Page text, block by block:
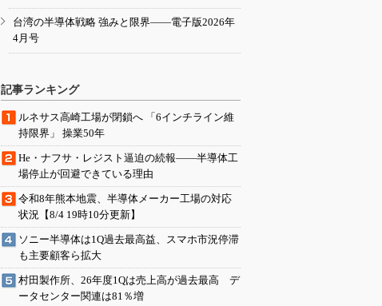
台湾の半導体戦略 強みと限界――電子版2026年
4月号
記事ランキング
ルネサス高崎工場が閉鎖へ 「6インチライン維
持限界」 操業50年
He・ナフサ・レジスト逼迫の続報――半導体工
場停止が回避できている理由
令和8年熊本地震、半導体メーカー工場の対応
状況【8/4 19時10分更新】
ソニー半導体は1Q過去最高益、スマホ市況停滞
も主要顧客ら拡大
村田製作所、26年度1Qは売上高が過去最高 デ
ータセンター関連は81％増